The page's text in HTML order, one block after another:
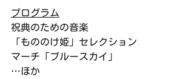
プログラム
祝典のための音楽
「もののけ姫」セレクション
マーチ「ブルースカイ」
…ほか